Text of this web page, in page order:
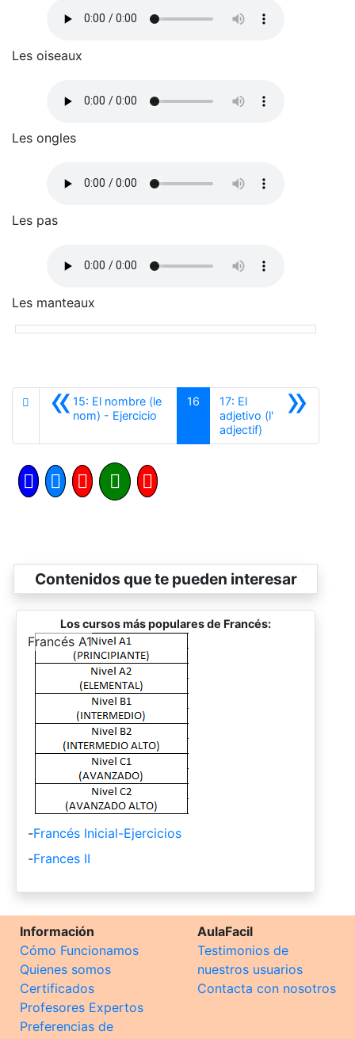
Les oiseaux
Les ongles
Les pas
Les manteaux
«15: El nombre (le
nom) - Ejercicio
16 »
17: El
adjetivo (l'
adjectif)Siguiente
Contenidos que te pueden interesar
Los cursos más populares de Francés:
-
Francés A1
-Francés Inicial-Ejercicios
-Frances II
Información
Cómo Funcionamos
Quienes somos
Certificados
Profesores Expertos
Preferencias de
AulaFacil
Testimonios de
nuestros usuarios
Contacta con nosotros